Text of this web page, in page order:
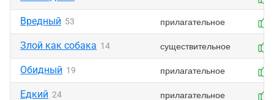
Вредный 53 прилагательное
Злой как собака 14 существительное
Обидный 19 прилагательное
Едкий 24 прилагательное